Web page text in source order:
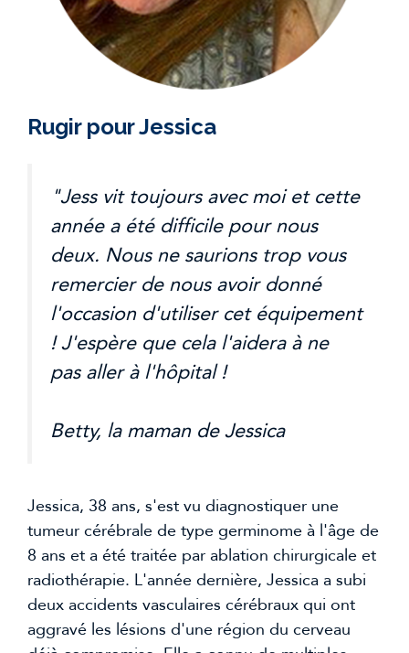
Rugir pour Jessica
"Jess vit toujours avec moi et cette
année a été difficile pour nous
deux. Nous ne saurions trop vous
remercier de nous avoir donné
l'occasion d'utiliser cet équipement
! J'espère que cela l'aidera à ne
pas aller à l'hôpital !
Betty, la maman de Jessica
Jessica, 38 ans, s'est vu diagnostiquer une
tumeur cérébrale de type germinome à l'âge de
8 ans et a été traitée par ablation chirurgicale et
radiothérapie. L'année dernière, Jessica a subi
deux accidents vasculaires cérébraux qui ont
aggravé les lésions d'une région du cerveau